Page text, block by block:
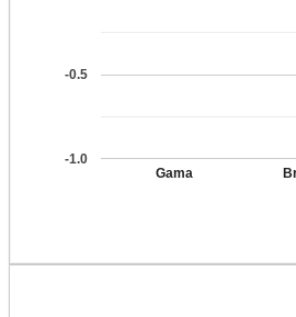
Gama
-1.0
-0.5